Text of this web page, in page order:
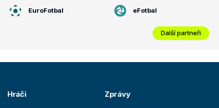
EuroFotbal eFotbal
Další partneři
Hráči Zprávy